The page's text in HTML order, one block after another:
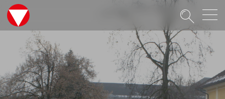
Suche